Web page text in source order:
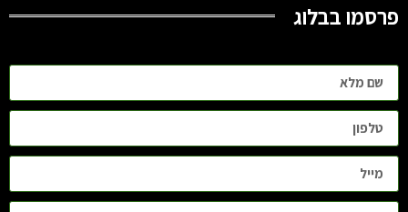
פרסמו בבלוג